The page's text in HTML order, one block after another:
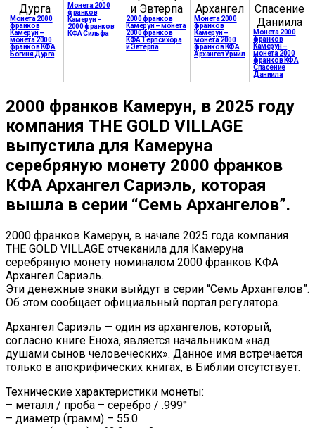
Монета 2000
франков
Камерун –
монета 2000
франков КФА
Богиня Дурга
Монета 2000
франков
Камерун –
2000 франков
КФА Сильфа
2000 франков
Камерун – монета
2000 франков
КФА Терпсихора
и Эвтерпа
Монета 2000
франков
Камерун –
монета 2000
франков КФА
Архангел Уриил
Монета 2000
франков
Камерун –
монета 2000
франков КФА
Спасение
Даниила
2000 франков Камерун, в 2025 году
компания THE GOLD VILLAGE
выпустила для Камеруна
серебряную монету 2000 франков
КФА Архангел Сариэль, которая
вышла в серии “Семь Архангелов”.
2000 франков Камерун, в начале 2025 года компания
THE GOLD VILLAGE отчеканила для Камеруна
серебряную монету номиналом 2000 франков КФА
Архангел Сариэль.
Эти денежные знаки выйдут в серии “Семь Архангелов”.
Об этом сообщает официальный портал регулятора.
Архангел Сариэль — один из архангелов, который,
согласно книге Еноха, является начальником «над
душами сынов человеческих». Данное имя встречается
только в апокрифических книгах, в Библии отсутствует.
Технические характеристики монеты:
– металл / проба – серебро / .999°
– диаметр (грамм) – 55.0